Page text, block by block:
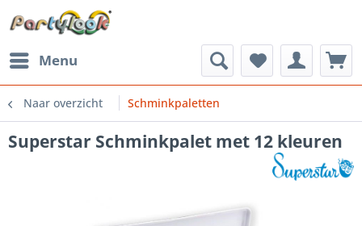
Menu
Naar overzicht Schminkpaletten
Superstar Schminkpalet met 12 kleuren